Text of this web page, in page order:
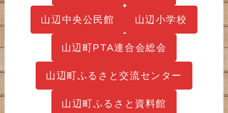
山辺中央公民館 山辺小学校
山辺町PTA連合会総会
山辺町ふるさと交流センター
山辺町ふるさと資料館